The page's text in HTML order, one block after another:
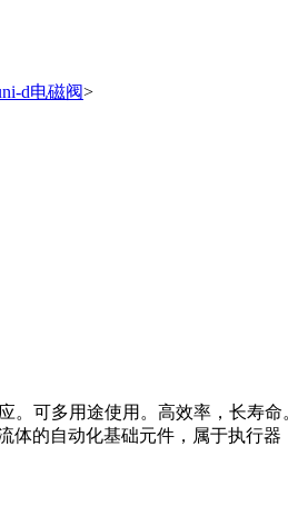
d电磁阀>
。可多用途使用。高效率，长寿
体的自动化基础元件，属于执行